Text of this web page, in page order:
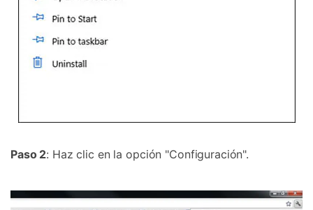
Paso 2: Haz clic en la opción "Configuración".